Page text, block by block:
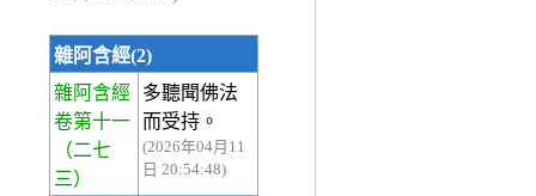
雜阿含經(2)
雜阿含經
卷第十一
（二七
三）
多聽聞佛法
而受持。
(2026年04月11
日 20:54:48)